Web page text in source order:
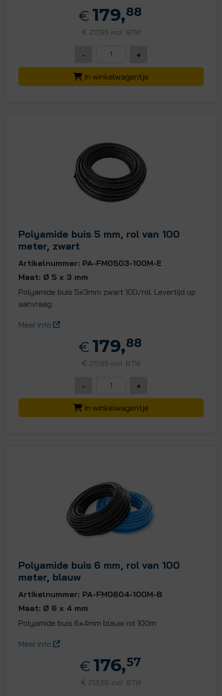
€ 179,88
€ 217,65 incl. BTW
- +
In winkelwagentje
Polyamide buis 5 mm, rol van 100
meter, zwart
Artikelnummer: PA-FM0503-100M-E
Maat: Ø 5 x 3 mm
Polyamide buis 5x3mm zwart 100/rol. Levertijd op
aanvraag.
Meer info
€ 179,88
€ 217,65 incl. BTW
- +
In winkelwagentje
Polyamide buis 6 mm, rol van 100
meter, blauw
Artikelnummer: PA-FM0604-100M-B
Maat: Ø 6 x 4 mm
Polyamide buis 6x4mm blauw rol 100m
Meer info
€ 176,57
€ 213,65 incl. BTW